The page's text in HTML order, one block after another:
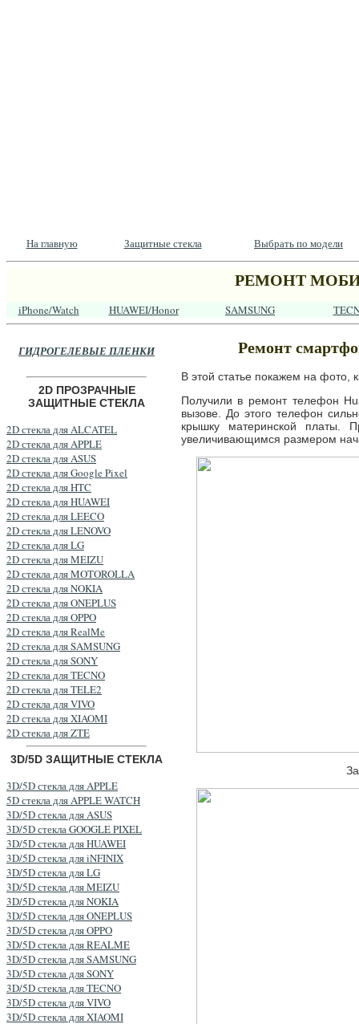
На главную Защитные стекла Выбрать по модели
РЕМОНТ
iPhone/Watch HUAWEI/Honor SAMSUNG
ГИДРОГЕЛЕВЫЕ ПЛЕНКИ
2D ПРОЗРАЧНЫЕ
ЗАЩИТНЫЕ СТЕКЛА
2D стекла для ALCATEL
2D стекла для APPLE
2D стекла для ASUS
2D стекла для Google Pixel
2D стекла для HTC
2D стекла для HUAWEI
2D стекла для LEECO
2D стекла для LENOVO
2D стекла для LG
2D стекла для MEIZU
2D стекла для MOTOROLLA
2D стекла для NOKIA
2D стекла для ONEPLUS
2D стекла для OPPO
2D стекла для RealMe
2D стекла для SAMSUNG
2D стекла для SONY
2D стекла для TECNO
2D стекла для TELE2
2D стекла для VIVO
2D стекла для XIAOMI
2D стекла для ZTE
3D/5D ЗАЩИТНЫЕ СТЕКЛА
3D/5D стекла для APPLE
5D стекла для APPLE WATCH
3D/5D стекла для ASUS
3D/5D стекла GOOGLE PIXEL
3D/5D стекла для HUAWEI
3D/5D стекла для iNFINIX
3D/5D стекла для LG
3D/5D стекла для MEIZU
3D/5D стекла для NOKIA
3D/5D стекла для ONEPLUS
3D/5D стекла для OPPO
3D/5D стекла для REALME
3D/5D стекла для SAMSUNG
3D/5D стекла для SONY
3D/5D стекла для TECNO
3D/5D стекла для VIVO
3D/5D стекла для XIAOMI
Ремонт
В этой статье покажем на фото,
Получили в ремонт телефон
вызове. До этого телефон
крышку материнской платы.
увеличивающимся размером